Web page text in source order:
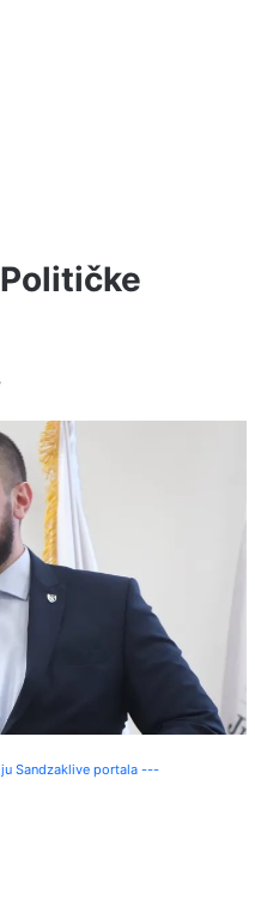
Sandzaklive portala ---